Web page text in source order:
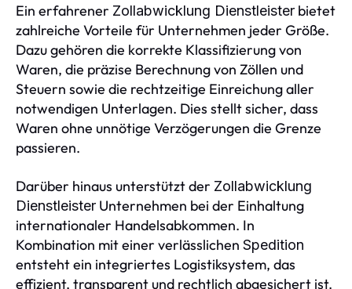
Ein erfahrener Zollabwicklung Dienstleister bietet
zahlreiche Vorteile für Unternehmen jeder Größe.
Dazu gehören die korrekte Klassifizierung von
Waren, die präzise Berechnung von Zöllen und
Steuern sowie die rechtzeitige Einreichung aller
notwendigen Unterlagen. Dies stellt sicher, dass
Waren ohne unnötige Verzögerungen die Grenze
passieren.
Darüber hinaus unterstützt der Zollabwicklung
Dienstleister Unternehmen bei der Einhaltung
internationaler Handelsabkommen. In
Kombination mit einer verlässlichen Spedition
entsteht ein integriertes Logistiksystem, das
effizient, transparent und rechtlich abgesichert ist.